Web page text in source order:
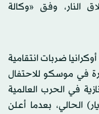
النار، وفق «وكالة
ضربات انتقامية
في موسكو للاحتفال
في الحرب العالمية
الحالي، بعدما أعلن